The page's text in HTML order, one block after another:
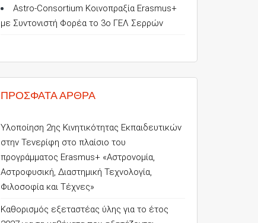
Astro-Consortium Κοινοπραξία Erasmus+
με Συντονιστή Φορέα το 3ο ΓΕΛ Σερρών
ΠΡΌΣΦΑΤΑ ΆΡΘΡΑ
Υλοποίηση 2ης Κινητικότητας Εκπαιδευτικών
στην Τενερίφη στο πλαίσιο του
προγράμματος Erasmus+ «Αστρονομία,
Αστροφυσική, Διαστημική Τεχνολογία,
Φιλοσοφία και Τέχνες»
Καθορισμός εξεταστέας ύλης για το έτος